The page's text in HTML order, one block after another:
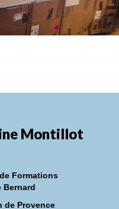
Montillot
Formations
Bernard
de Provence